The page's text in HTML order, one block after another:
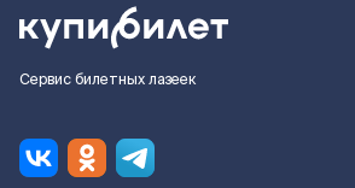
Сервис билетных лазеек